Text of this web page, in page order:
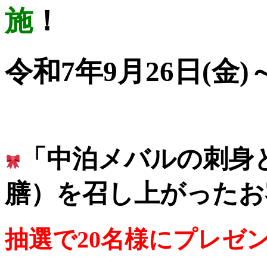
施！
令和7年9月26日(金)
「中泊メバルの刺
膳）を召し上がった
抽選で20名様にプレゼ